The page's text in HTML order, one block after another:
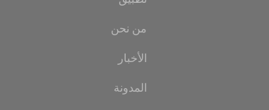
من نحن
الأخبار
المدونة